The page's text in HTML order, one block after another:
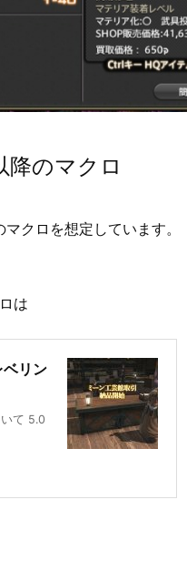
のマクロ
クロを想定しています。
は
リン
て 5.0